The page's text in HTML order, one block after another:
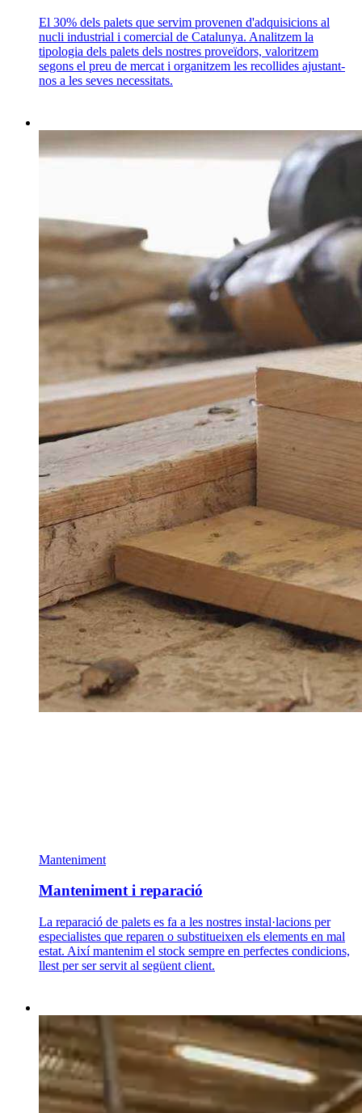
El 30% dels palets que servim provenen d'adquisicions al
nucli industrial i comercial de Catalunya. Analitzem la
tipologia dels palets dels nostres proveïdors, valoritzem
segons el preu de mercat i organitzem les recollides ajustant-
nos a les seves necessitats.
Manteniment
Manteniment i reparació
La reparació de palets es fa a les nostres instal·lacions per
especialistes que reparen o substitueixen els elements en mal
estat. Així mantenim el stock sempre en perfectes condicions,
llest per ser servit al següent client.